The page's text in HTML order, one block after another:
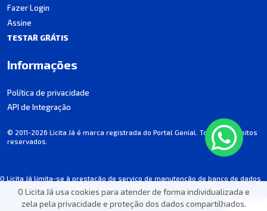
O Licita Já usa cookies para atender de forma individualizada e
zela pela privacidade e proteção dos dados compartilhados.
O Licita Já limita-se à prestação de serviço de manutenção de banco de dados
de licitações, não participando dos processos.
Algumas informações podem apresentar incorreções involuntárias. Consulte
sempre o edital de cada licitação.
Fazer Login
Assine
TESTAR GRÁTIS
Informações
Política de privacidade
API de Integração
© 2011-2026 Licita Já é marca registrada do Portal Genial. Todos os direitos
reservados.